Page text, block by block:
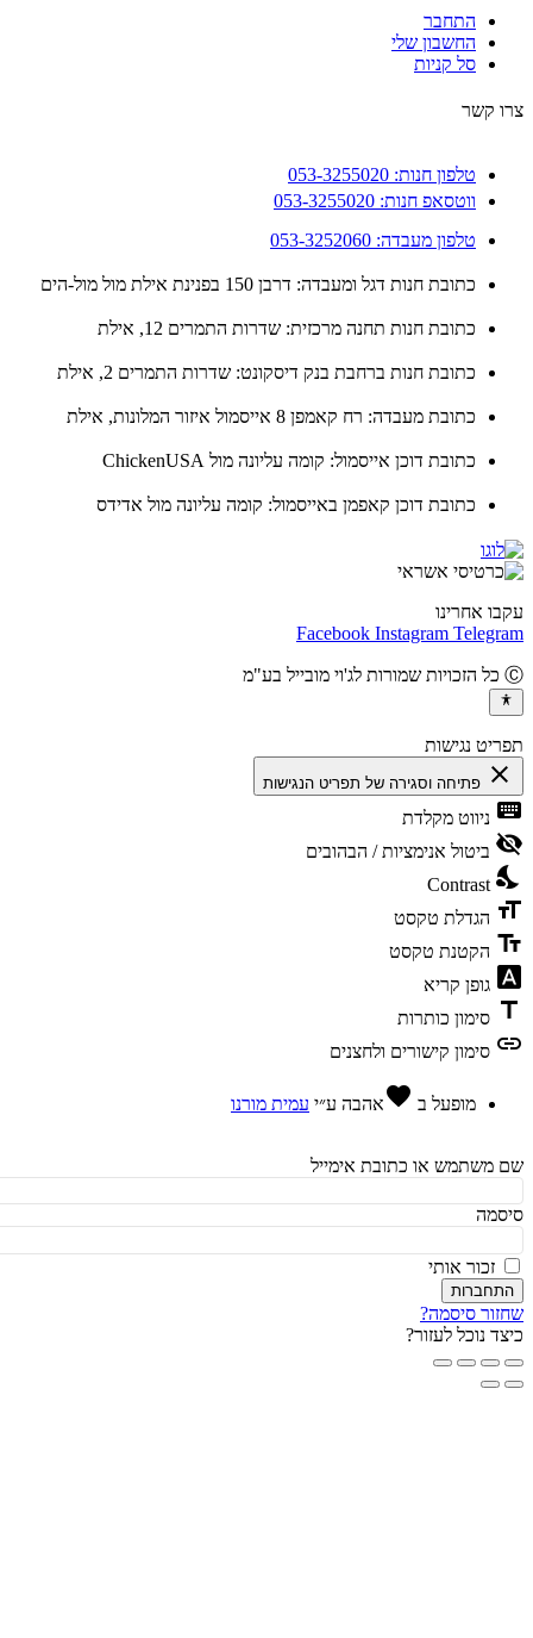
התחבר
החשבון שלי
סל קניות
קשר
טלפון חנות: 053-3255020
ווטסאפ חנות: 053-3255020
טלפון מעבדה: 053-3252060
כתובת חנות דגל ומעבדה: דרבן 150 בפנינת אילת מול מול-הים
כתובת חנות תחנה מרכזית: שדרות התמרים 12, אילת
כתובת חנות ברחבת בנק דיסקונט: שדרות התמרים 2, אילת
כתובת מעבדה: רח קאמפן 8 אייסמול איזור המלונות, אילת
כתובת דוכן אייסמול: קומה עליונה מול ChickenUSA
כתובת דוכן קאפמן באייסמול: קומה עליונה מול אדידס
אחרינו
Facebook Instagram
נגישות
פתיחה וסגירה של תפריט הנגישות
ניווט מקלדת
ביטול אנימציות / הבהובים
Contrast
הגדלת טקסט
הקטנת טקסט
גופן קריא
סימון כותרות
סימון קישורים ולחצנים
מופעל בfavorite אהבהע״י עמית מורנו
או כתובת אימייל
זכור אותי
סיסמה?
נוכל לעזור?